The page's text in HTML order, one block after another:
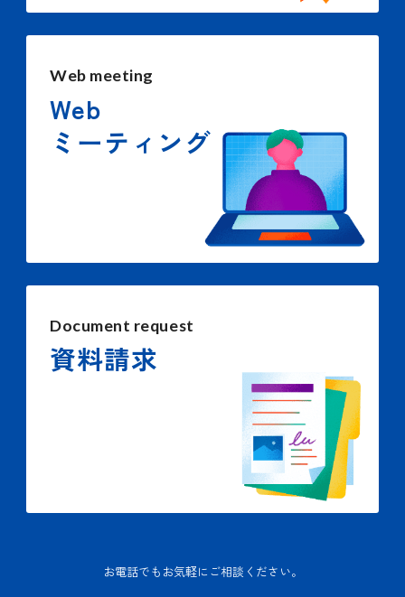
Web meeting
Web
ミーティング
Document request
資料請求
お電話でもお気軽にご相談ください。